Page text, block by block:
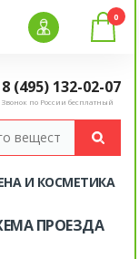
8 (495) 132-02-07
Звонок по России бесплатный
0
И КОСМЕТИКА
ПРОЕЗДА